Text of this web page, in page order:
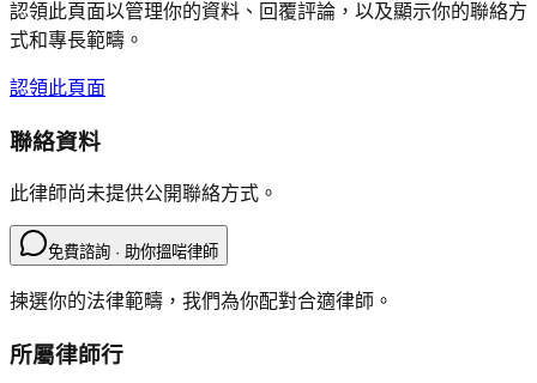
認領此頁面以管理你的資料、回覆評論，以及顯示你的聯絡方
式和專長範疇。
認領此頁面
聯絡資料
此律師尚未提供公開聯絡方式。
免費諮詢 · 助你搵啱律師
揀選你的法律範疇，我們為你配對合適律師。
所屬律師行